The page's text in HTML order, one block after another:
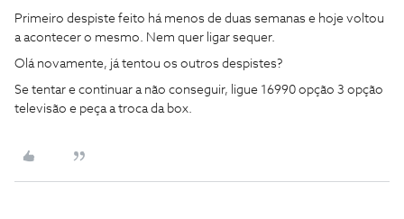
Primeiro despiste feito há menos de duas semanas e hoje voltou
a acontecer o mesmo. Nem quer ligar sequer.
Olá novamente, já tentou os outros despistes?
Se tentar e continuar a não conseguir, ligue 16990 opção 3 opção
televisão e peça a troca da box.